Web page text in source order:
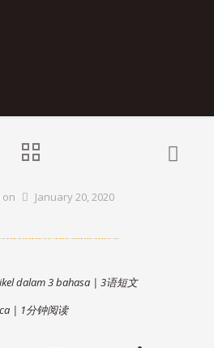
on January 20, 2020
dalam 3 bahasa | 3语短文
| 1分钟阅读